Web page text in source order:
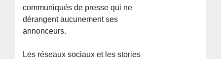
communiqués de presse qui ne
dérangent aucunement ses
annonceurs.
Les réseaux sociaux et les stories